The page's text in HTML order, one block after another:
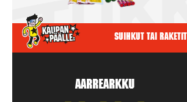
Suihkut tai raketit
Aarrearkku